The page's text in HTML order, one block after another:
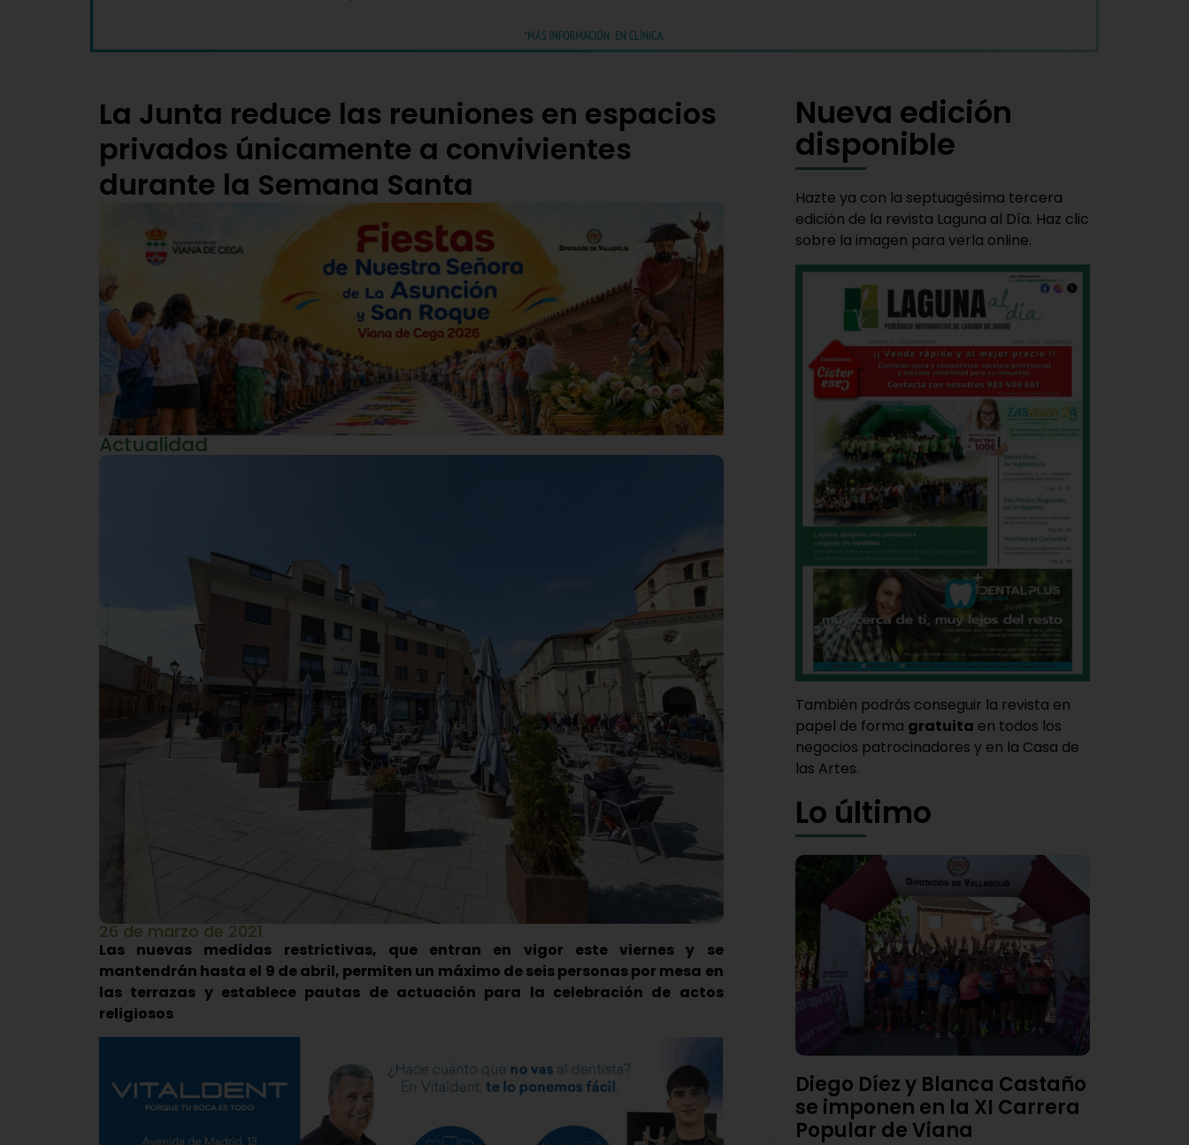
La Junta reduce las reuniones en espacios
privados únicamente a convivientes
durante la Semana Santa
Actualidad
26 de marzo de 2021
Las nuevas medidas restrictivas, que entran en vigor este viernes y se
mantendrán hasta el 9 de abril, permiten un máximo de seis personas por mesa en
las terrazas y establece pautas de actuación para la celebración de actos
religiosos
Nueva edición
disponible
Hazte ya con la septuagésima tercera
edición de la revista Laguna al Día. Haz clic
sobre la imagen para verla online.
También podrás conseguir la revista en
papel de forma gratuita en todos los
negocios patrocinadores y en la Casa de
las Artes.
Lo último
Diego Díez y Blanca Castaño
se imponen en la XI Carrera
Popular de Viana